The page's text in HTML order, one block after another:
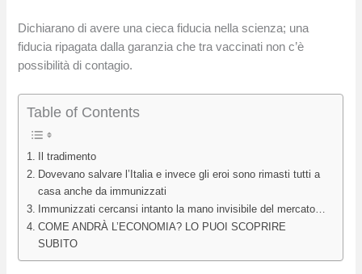
Dichiarano di avere una cieca fiducia nella scienza; una
fiducia ripagata dalla garanzia che tra vaccinati non c’è
possibilità di contagio.
Table of Contents
Il tradimento
Dovevano salvare l’Italia e invece gli eroi sono rimasti tutti a
casa anche da immunizzati
Immunizzati cercansi intanto la mano invisibile del mercato…
COME ANDRÀ L’ECONOMIA? LO PUOI SCOPRIRE
SUBITO